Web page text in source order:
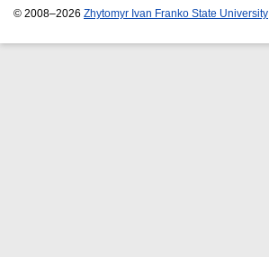
© 2008–2026 Zhytomyr Ivan Franko State University